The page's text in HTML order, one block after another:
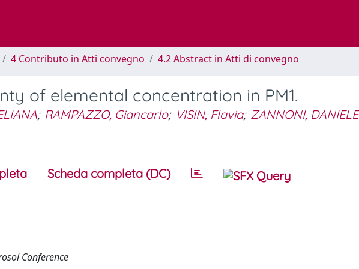
4 Contributo in Atti convegno 4.2 Abstract in Atti di convegno
of elemental concentration in PM1.
; RAMPAZZO, Giancarlo; VISIN, Flavia; ZANNONI, DANIELE
Scheda completa (DC)
Conference